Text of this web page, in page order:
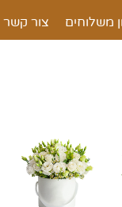
משלוחים צור קשר